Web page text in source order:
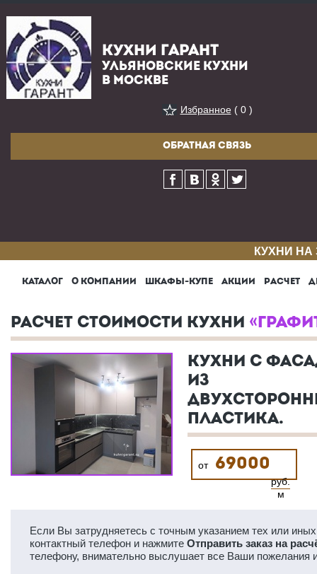
КУХНИ ГАРАНТ
УЛЬЯНОВСКИЕ КУХНИ
В МОСКВЕ
Избранное( 0 )
ОБРАТНАЯ СВЯЗЬ
КУХНИ
КАТАЛОГ О КОМПАНИИ ШКАФЫ-КУПЕ АКЦИИ РАСЧЕТ
РАСЧЕТ СТОИМОСТИ КУХНИ
КУХНИ С
ИЗ
ПЛАСТИКА.
от 69000
руб.
м
Если Вы затрудняетесь с точным указанием тех или
контактный телефон и нажмите Отправить заказ на
телефону, внимательно выслушает все Ваши пожелания